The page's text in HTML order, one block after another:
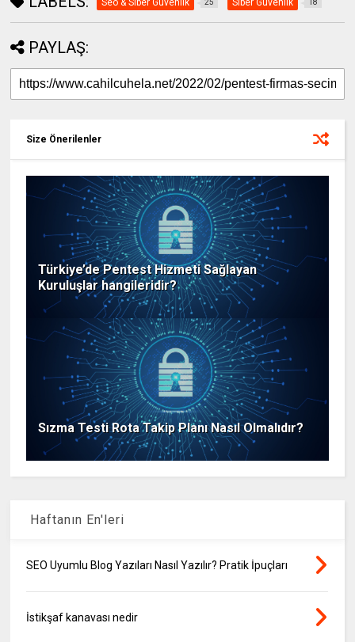
Seo & Siber Güvenlik 25 Siber Güvenlik 18
PAYLAŞ:
Size Önerilenler
Türkiye’de Pentest Hizmeti Sağlayan
Kuruluşlar hangileridir?
Sızma Testi Rota Takip Planı Nasıl Olmalıdır?
Haftanın En'leri
SEO Uyumlu Blog Yazıları Nasıl Yazılır? Pratik İpuçları
İstikşaf kanavası nedir